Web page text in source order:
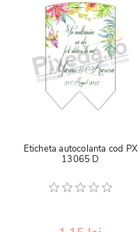
Eticheta autocolanta cod PX
13065 D